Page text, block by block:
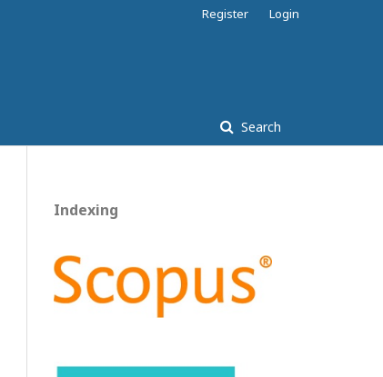
Search
Register Login
Indexing